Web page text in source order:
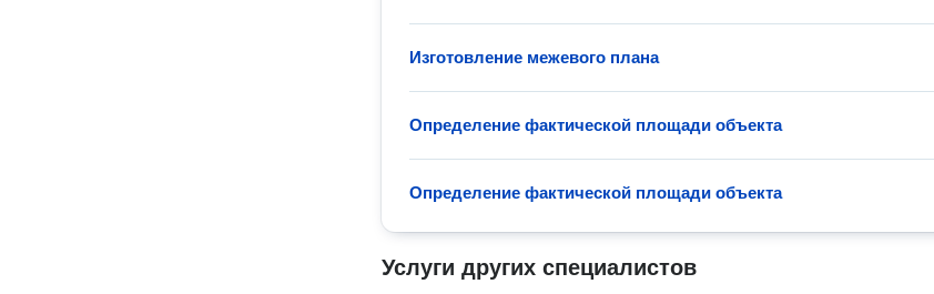
Изготовление межевого плана
Определение фактической площади объекта
Определение фактической площади объекта
Услуги других специалистов